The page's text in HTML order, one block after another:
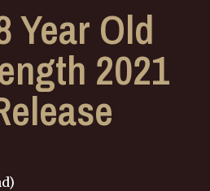
Year Old
2021